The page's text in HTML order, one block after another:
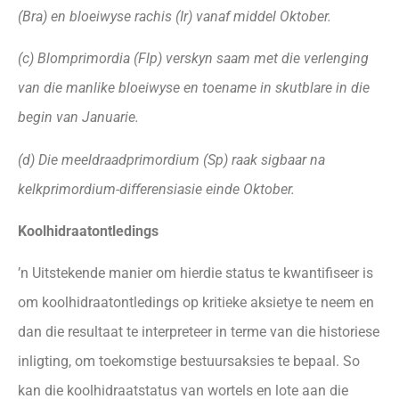
(Bra) en bloeiwyse rachis (Ir) vanaf middel Oktober.
(c) Blomprimordia (Flp) verskyn saam met die verlenging
van die manlike bloeiwyse en toename in skutblare in die
begin van Januarie.
(d) Die meeldraadprimordium (Sp) raak sigbaar na
kelkprimordium-differensiasie einde Oktober.
Koolhidraatontledings
’n Uitstekende manier om hierdie status te kwantifiseer is
om koolhidraatontledings op kritieke aksietye te neem en
dan die resultaat te interpreteer in terme van die historiese
inligting, om toekomstige bestuursaksies te bepaal. So
kan die koolhidraatstatus van wortels en lote aan die